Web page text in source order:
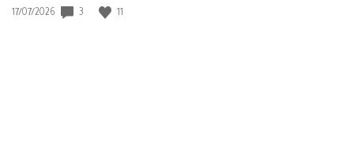
Data
17/07/2026 3 11